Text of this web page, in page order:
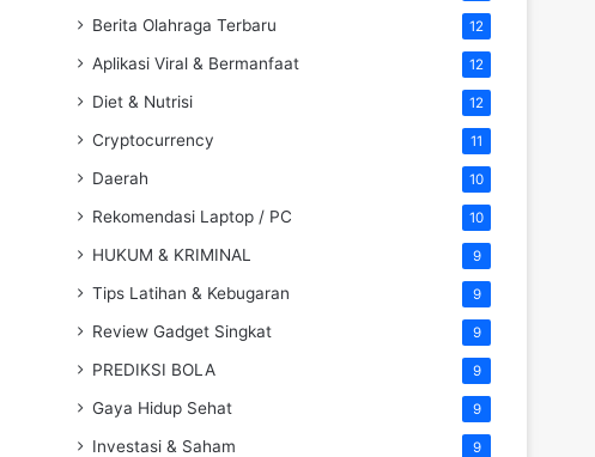
Berita Olahraga Terbaru 12
Aplikasi Viral & Bermanfaat 12
Diet & Nutrisi 12
Cryptocurrency 11
Daerah 10
Rekomendasi Laptop / PC 10
HUKUM & KRIMINAL 9
Tips Latihan & Kebugaran 9
Review Gadget Singkat 9
PREDIKSI BOLA 9
Gaya Hidup Sehat 9
Investasi & Saham 9